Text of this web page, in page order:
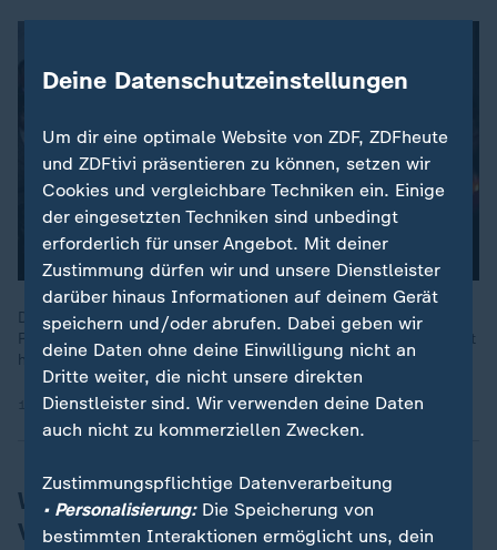
Die Veröffentlichung der Epstein-Akten könnte zeigen, welche
Rolle US-Präsident Trump in dem Missbrauchsskandal gespielt
hat. Trump versuchte die Freigabe monatelang zu verhindern.
19.11.2025 | 1:41 min
Welche Reaktionen gibt es auf die
Veröffentlichung?
Deine Datenschutzeinstellungen
Um dir eine optimale Website von ZDF, ZDFheute
und ZDFtivi präsentieren zu können, setzen wir
Cookies und vergleichbare Techniken ein. Einige
der eingesetzten Techniken sind unbedingt
erforderlich für unser Angebot. Mit deiner
Zustimmung dürfen wir und unsere Dienstleister
darüber hinaus Informationen auf deinem Gerät
speichern und/oder abrufen. Dabei geben wir
deine Daten ohne deine Einwilligung nicht an
Dritte weiter, die nicht unsere direkten
Dienstleister sind. Wir verwenden deine Daten
auch nicht zu kommerziellen Zwecken.
Zustimmungspflichtige Datenverarbeitung
• Personalisierung:Die Speicherung von
bestimmten Interaktionen ermöglicht uns, dein